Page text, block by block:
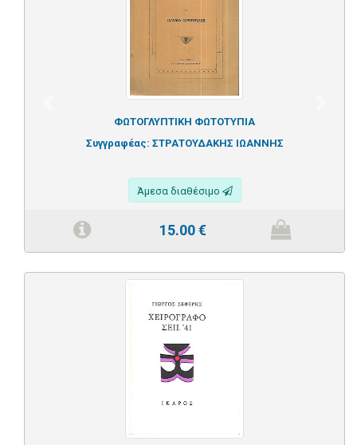
ΦΩΤΟΓΛΥΠΤΙΚΗ ΦΩΤΟΤΥΠΙΑ
Συγγραφέας: ΣΤΡΑΤΟΥΔΑΚΗΣ ΙΩΑΝΝΗΣ
Άμεσα διαθέσιμο
15.00€